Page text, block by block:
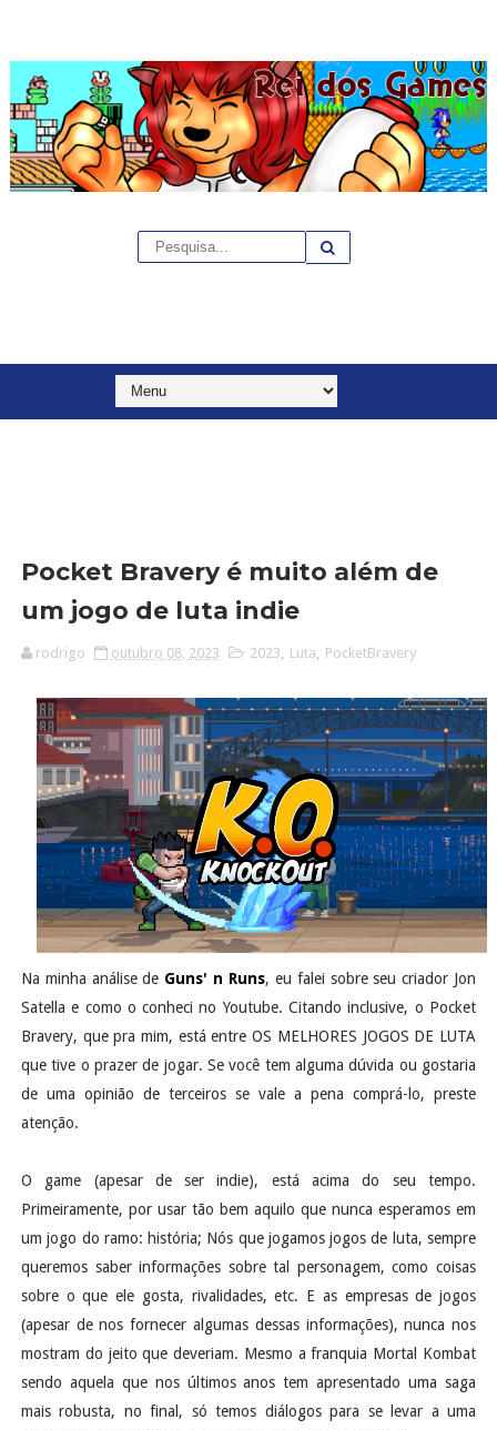
Pocket Bravery é muito além de
um jogo de luta indie
rodrigo outubro 08, 2023 2023 Luta PocketBravery
Na minha análise de Guns' n Runs, eu falei sobre seu criador Jon
Satella e como o conheci no Youtube. Citando inclusive, o Pocket
Bravery, que pra mim, está entre OS MELHORES JOGOS DE LUTA
que tive o prazer de jogar. Se você tem alguma dúvida ou gostaria
de uma opinião de terceiros se vale a pena comprá-lo, preste
atenção.
O game (apesar de ser indie), está acima do seu tempo.
Primeiramente, por usar tão bem aquilo que nunca esperamos em
um jogo do ramo: história; Nós que jogamos jogos de luta, sempre
queremos saber informações sobre tal personagem, como coisas
sobre o que ele gosta, rivalidades, etc. E as empresas de jogos
(apesar de nos fornecer algumas dessas informações), nunca nos
mostram do jeito que deveriam. Mesmo a franquia Mortal Kombat
sendo aquela que nos últimos anos tem apresentado uma saga
mais robusta, no final, só temos diálogos para se levar a uma